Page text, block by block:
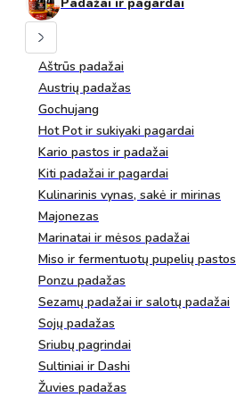
Aštrūs padažai
Austrių padažas
Gochujang
Hot Pot ir sukiyaki pagardai
Kario pastos ir padažai
Kiti padažai ir pagardai
Kulinarinis vynas, sakė ir mirinas
Majonezas
Marinatai ir mėsos padažai
Miso ir fermentuotų pupelių pastos
Ponzu padažas
Sezamų padažai ir salotų padažai
Sojų padažas
Sriubų pagrindai
Sultiniai ir Dashi
Žuvies padažas